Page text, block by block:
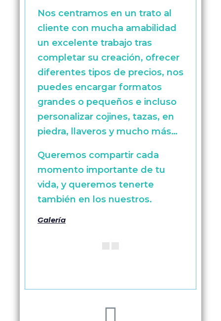
Nos centramos en un trato al
cliente con mucha amabilidad
un excelente trabajo tras
completar su creación, ofrecer
diferentes tipos de precios, nos
puedes encargar formatos
grandes o pequeños e incluso
personalizar cojines, tazas, en
piedra, llaveros y mucho más…
Queremos compartir cada
momento importante de tu
vida, y queremos tenerte
también en los nuestros.
Galería